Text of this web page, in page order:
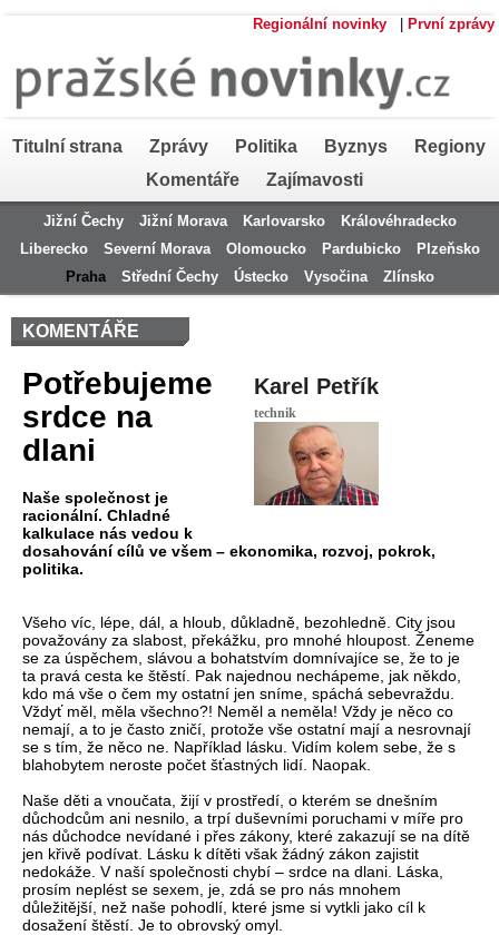
Regionální novinky První zprávy
Titulní strana Zprávy Politika Byznys
Regiony
Komentáře
Zajímavosti
Jižní Čechy Jižní Morava Karlovarsko
Královéhradecko
Liberecko
Severní Morava Olomoucko Pardubicko
Plzeňsko
Praha
Střední Čechy Ústecko Vysočina Zlínsko
KOMENTÁŘE
Karel Petřík
technik
Potřebujeme
srdce na
dlani
Naše společnost je
racionální. Chladné
kalkulace nás vedou k
dosahování cílů ve všem – ekonomika, rozvoj, pokrok,
politika.
Všeho víc, lépe, dál, a hloub, důkladně, bezohledně. City jsou
považovány za slabost, překážku, pro mnohé hloupost. Ženeme
se za úspěchem, slávou a bohatstvím domnívajíce se, že to je
ta pravá cesta ke štěstí. Pak najednou nechápeme, jak někdo,
kdo má vše o čem my ostatní jen sníme, spáchá sebevraždu.
Vždyť měl, měla všechno?! Neměl a neměla! Vždy je něco co
nemají, a to je často zničí, protože vše ostatní mají a nesrovnají
se s tím, že něco ne. Například lásku. Vidím kolem sebe, že s
blahobytem neroste počet šťastných lidí. Naopak.
Naše děti a vnoučata, žijí v prostředí, o kterém se dnešním
důchodcům ani nesnilo, a trpí duševními poruchami v míře pro
nás důchodce nevídané i přes zákony, které zakazují se na dítě
jen křivě podívat. Lásku k dítěti však žádný zákon zajistit
nedokáže. V naší společnosti chybí – srdce na dlani. Láska,
prosím neplést se sexem, je, zdá se pro nás mnohem
důležitější, než naše pohodlí, které jsme si vytkli jako cíl k
dosažení štěstí. Je to obrovský omyl.